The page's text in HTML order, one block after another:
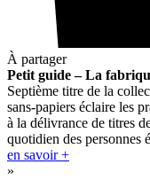
À partager
Petit guide – La
Septième titre de la
sans-papiers éclaire les
à la délivrance de titres
quotidien des personnes
en savoir +
»